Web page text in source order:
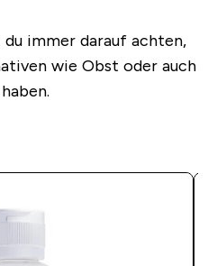
du immer darauf achten,
wie Obst oder auch